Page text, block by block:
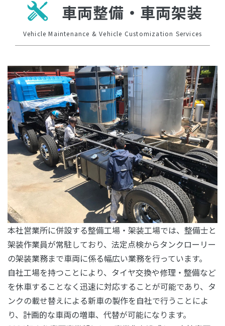
車両整備・車両架装
Vehicle Maintenance & Vehicle Customization Services
本社営業所に併設する整備工場・架装工場では、整備士と
架装作業員が常駐しており、法定点検からタンクローリー
の架装業務まで車両に係る幅広い業務を行っています。
自社工場を持つことにより、タイヤ交換や修理・整備など
を休車することなく迅速に対応することが可能であり、タ
ンクの載せ替えによる新車の製作を自社で行うことによ
り、計画的な車両の増車、代替が可能になります。